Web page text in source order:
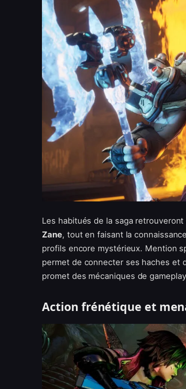
Les habitués de la saga
Zane, tout en faisant la
profils encore mystérieux. Mention
permet de connecter ses haches et
promet des mécaniques de
Action frénétique et